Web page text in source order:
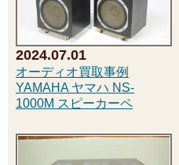
2024.07.01
オーディオ買取事例
YAMAHA ヤマハ NS-
1000M スピーカーペ